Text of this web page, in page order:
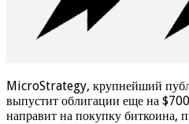
MicroStrategy, крупнейший
выпустит облигации еще на
направит на покупку биткоина,